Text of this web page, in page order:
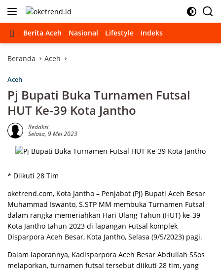
Langsung
Beranda
Berita Aceh Nasional Lifestyle Indeks
Beranda Aceh
Aceh
Pj Bupati Buka Turnamen Futsal
HUT Ke-39 Kota Jantho
Redaksi
Selasa, 9 Mei 2023
* Diikuti 28 Tim
oketrend.com, Kota Jantho – Penjabat (Pj) Bupati Aceh Besar
Muhammad Iswanto, S.STP MM membuka Turnamen Futsal
dalam rangka memeriahkan Hari Ulang Tahun (HUT) ke-39
Kota Jantho tahun 2023 di lapangan Futsal komplek
Disparpora Aceh Besar, Kota Jantho, Selasa (9/5/2023) pagi.
Dalam laporannya, Kadisparpora Aceh Besar Abdullah SSos
melaporkan, turnamen futsal tersebut diikuti 28 tim, yang